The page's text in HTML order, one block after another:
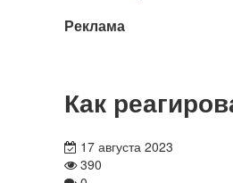
Реклама
Как
17 августа 2023
390